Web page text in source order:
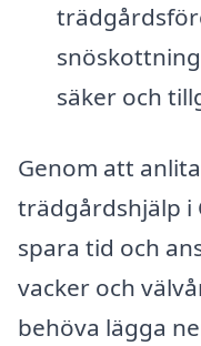
säker och
Genom att
trädgårdshjälp i
spara tid och
vacker och
behöva lägga